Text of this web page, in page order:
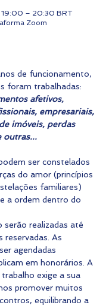
19:00 – 20:30 BRT
Zoom
de funcionamento,
foram trabalhadas:
afetivos,
empresariais,
imóveis, perdas
outras...
ser constelados
do amor (princípios
familiares)
a ordem dentro do
serão realizadas até
reservadas. As
agendadas
em honorários. A
exige a sua
promover muitos
equilibrando a